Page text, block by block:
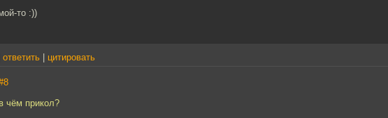
то :))
ответить цитировать
чём прикол?